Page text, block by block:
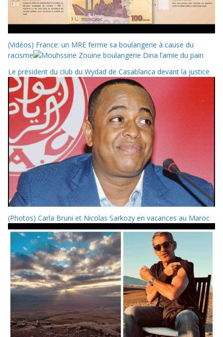
(Vidéos) France: un MRE ferme sa boulangerie à cause du
racisme
Le président du club du Wydad de Casablanca devant la justice
(Photos) Carla Bruni et Nicolas Sarkozy en vacances au Maroc